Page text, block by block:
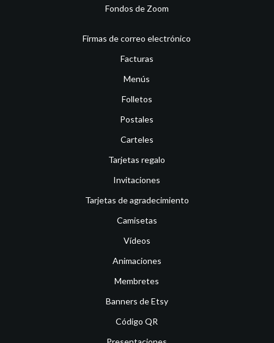
Fondos de Zoom
Firmas de correo electrónico
Facturas
Menús
Folletos
Postales
Carteles
Tarjetas regalo
Invitaciones
Tarjetas de agradecimiento
Camisetas
Vídeos
Animaciones
Membretes
Banners de Etsy
Código QR